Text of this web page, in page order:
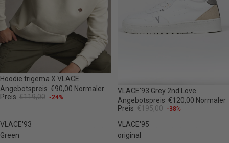
-24%
Hoodie trigema X VLACE
Angebotspreis €90,00 Normaler
Preis €119,00 -24%
-38%
VLACE'93 Grey 2nd Love
Angebotspreis €120,00 Normaler
Preis €195,00 -38%
VLACE'93
Green
VLACE'95
original